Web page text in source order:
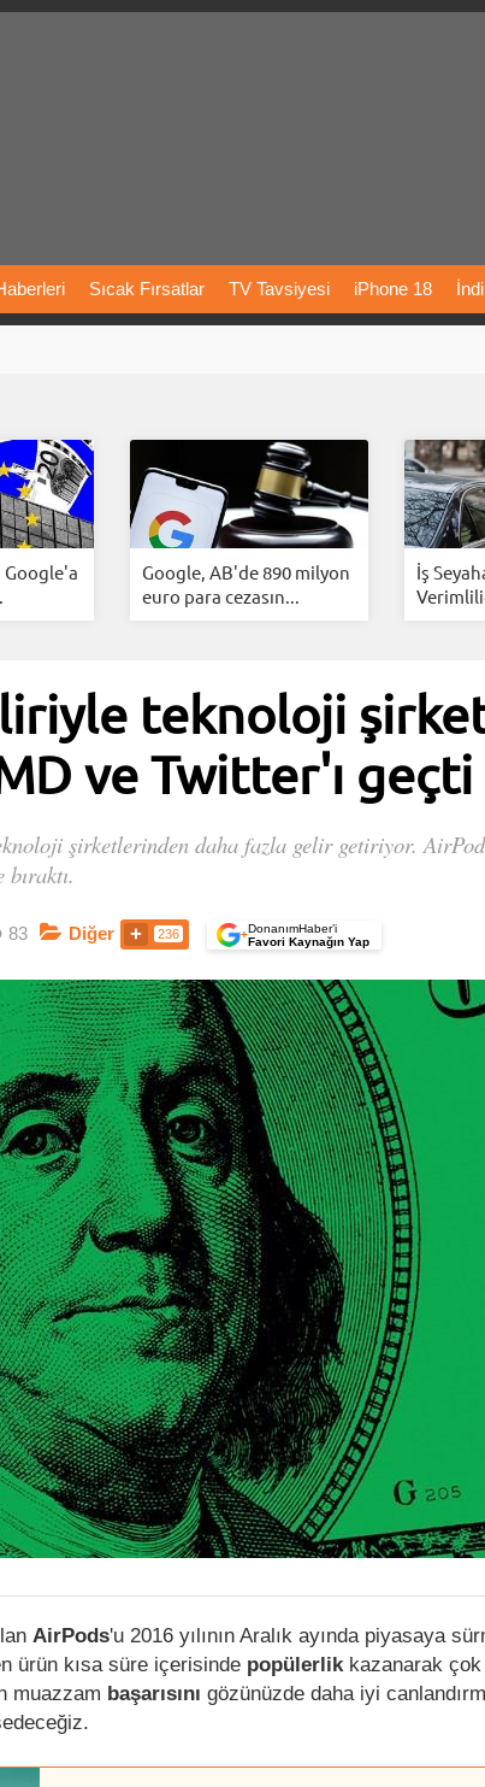
Sıcak Fırsatlar TV Tavsiyesi iPhone 18
Dondurma İnstagram Mü
Google'a
Google, AB'de 890 milyon
euro para cezasın...
İş
teknoloji
ve Twitter'ı geçti
şirketlerinden daha fazla gelir getiriyor.
83 Diğer 236 +DonanımHaber’i
Favori Kaynağın Yap
AirPods'u 2016 yılının Aralık ayında piyasaya
ürün kısa süre içerisinde popülerlikkazanarak çok
muazzam başarısını gözünüzde daha iyi